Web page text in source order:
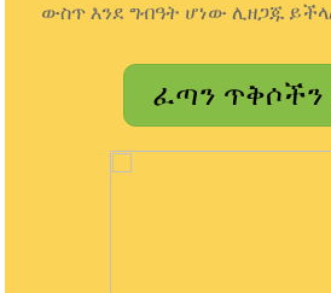
ውስጥ እንደ ግብዓት ሆነው ሊዘጋጁ
ፈጣን ጥቅሶችን